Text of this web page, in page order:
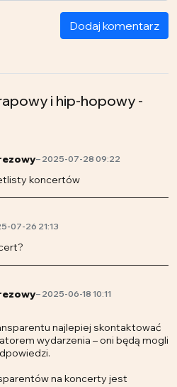
Dodaj komentarz
i hip-hopowy -
– 2025-07-28 09:22
koncertów
07-26 21:13
– 2025-06-18 10:11
najlepiej skontaktować
wydarzenia – oni będą mogli
na koncerty jest